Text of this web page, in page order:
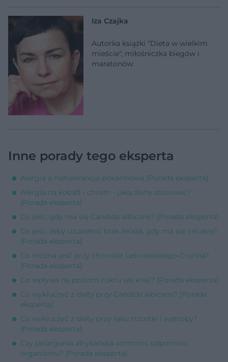
Iza Czajka
Autorka książki "Dieta w wielkim
mieście", miłośniczka biegów i
maratonów.
Inne porady tego eksperta
Alergia a nietolerancja pokarmowa [Porada eksperta]
Alergia na kobalt i chrom - jaką dietę stosować?
[Porada eksperta]
Co jeść, gdy ma się Candida albicans? [Porada eksperta]
Co jeść, żeby uzupełnić brak żelaza, gdy ma się celiakię?
[Porada eksperta]
Co można jeść przy chorobie Leśniewskiego-Crohna?
[Porada eksperta]
Co wpływa na poziom cukru we krwi? [Porada eksperta]
Co wykluczyć z diety przy Candida albicans? [Porada
eksperta]
Co wykluczyć z diety przy raku trzustki i wątroby?
[Porada eksperta]
Czy pelargonia afrykańska wzmocni odporność
organizmu? [Porada eksperta]